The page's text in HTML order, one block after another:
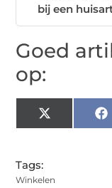
bij een
Goed
op:
X
(Twitter)
Tags:
Winkelen